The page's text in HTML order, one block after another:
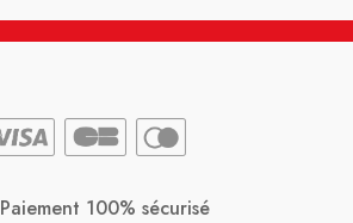
Paiement 100% sécurisé